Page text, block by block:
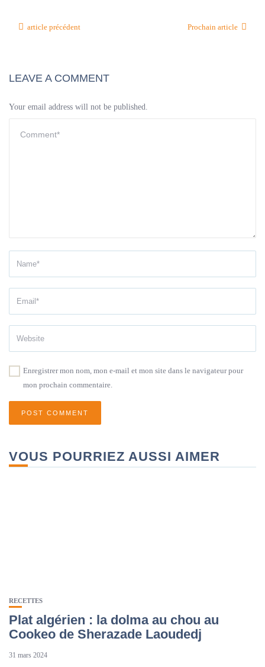
article précédent Prochain article
LEAVE A COMMENT
Your email address will not be published.
Enregistrer mon nom, mon e-mail et mon site dans le navigateur pour
mon prochain commentaire.
VOUS POURRIEZ AUSSI AIMER
RECETTES
Plat algérien : la dolma au chou au
Cookeo de Sherazade Laoudedj
31 mars 2024